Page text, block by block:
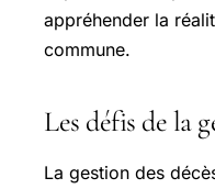
appréhender la
commune.
Les défis de la
La gestion des